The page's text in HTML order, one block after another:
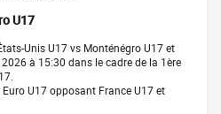
U17
Unis U17 vs Monténégro U17 et
à 15:30 dans le cadre de la 1ère
U17 opposant France U17 et